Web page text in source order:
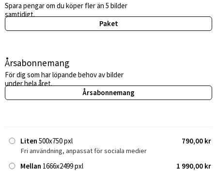
Spara pengar om du köper fler än 5 bilder
samtidigt.
Paket
Årsabonnemang
För dig som har löpande behov av bilder
under hela året.
Årsabonnemang
Liten 500x750 pxl 790,00 kr
Fri användning, anpassat för sociala medier
Mellan 1666x2499 pxl 1 990,00 kr